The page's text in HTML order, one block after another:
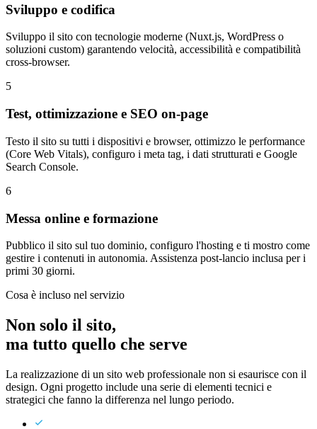
Sviluppo e codifica
Sviluppo il sito con tecnologie moderne (Nuxt.js, WordPress o
soluzioni custom) garantendo velocità, accessibilità e compatibilità
cross-browser.
5
Test, ottimizzazione e SEO on-page
Testo il sito su tutti i dispositivi e browser, ottimizzo le performance
(Core Web Vitals), configuro i meta tag, i dati strutturati e Google
Search Console.
6
Messa online e formazione
Pubblico il sito sul tuo dominio, configuro l'hosting e ti mostro come
gestire i contenuti in autonomia. Assistenza post-lancio inclusa per i
primi 30 giorni.
Cosa è incluso nel servizio
Non solo il sito,
ma tutto quello che serve
La realizzazione di un sito web professionale non si esaurisce con il
design. Ogni progetto include una serie di elementi tecnici e
strategici che fanno la differenza nel lungo periodo.